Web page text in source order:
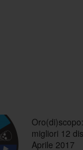
migliori 12
Aprile 2017